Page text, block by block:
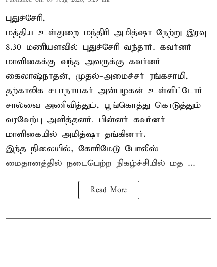
புதுச்சேரி,
மத்திய உள்துறை மந்திரி அமித்ஷா நேற்று இரவு
8.30 மணியளவில் புதுச்சேரி வந்தார். கவர்னர்
மாளிகைக்கு வந்த அவருக்கு கவர்னர்
கைலாஷ்நாதன், முதல்-அமைச்சர் ரங்கசாமி,
தற்காலிக சபாநாயகர் அன்பழகன் உள்ளிட்டோர்
சால்வை அணிவித்தும், பூங்கொத்து கொடுத்தும்
வரவேற்பு அளித்தனர். பின்னர் கவர்னர்
மாளிகையில் அமித்ஷா தங்கினார்.
இந்த நிலையில், கோரிமேடு போலீஸ்
மைதானத்தில் நடைபெற்ற நிகழ்ச்சியில் மத ...
Read More